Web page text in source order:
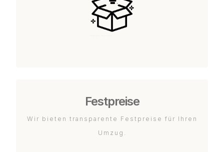
Festpreise
Wir bieten transparente Festpreise für Ihren
Umzug.